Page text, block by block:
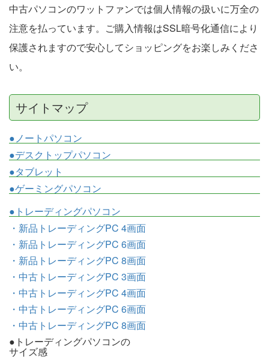
中古パソコンのワットファンでは個人情報の扱いに万全の
注意を払っています。ご購入情報はSSL暗号化通信により
保護されますので安心してショッピングをお楽しみくださ
い。
サイトマップ
●ノートパソコン
●デスクトップパソコン
●タブレット
●ゲーミングパソコン
●トレーディングパソコン
・新品トレーディングPC 4画面
・新品トレーディングPC 6画面
・新品トレーディングPC 8画面
・中古トレーディングPC 3画面
・中古トレーディングPC 4画面
・中古トレーディングPC 6画面
・中古トレーディングPC 8画面
●トレーディングパソコンの
サイズ感